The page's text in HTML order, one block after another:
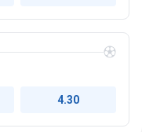
4.30